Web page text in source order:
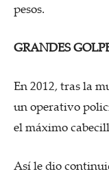
pesos.
GRANDES
En 2012, tras la
un operativo
el máximo
Así le dio